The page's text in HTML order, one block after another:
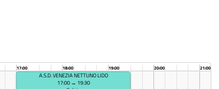
17:00 18:00 19:00 20:00 21:00
A.S.D. VENEZIA NETTUNO LIDO
17:00 → 19:30